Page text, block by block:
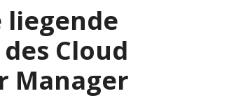
liegende
Cloud
Manager